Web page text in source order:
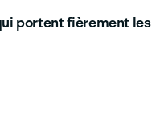
portent fièrement les